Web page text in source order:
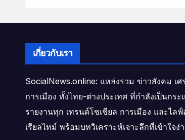
เกี่ยวกับเรา
SocialNews.online: แหล่งรวม ข่าวสังคม เศ
การเมือง ทั้งไทย-ต่างประเทศ ที่กำลังเป็นกระ
รายงานทุก เทรนด์โซเชียล การเมือง และไล
เรียลไทม์ พร้อมบทวิเคราะห์เจาะลึกที่เข้าใจง่